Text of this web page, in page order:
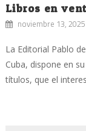
Libros en
noviembre 13, 2025
La Editorial Pablo
Cuba, dispone en
títulos, que el